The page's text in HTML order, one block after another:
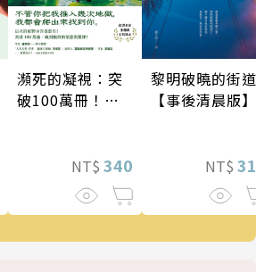
瀕死的凝視：突
破100萬冊！這
的情慾與驚悚！
NT$ 340
黎明破曉的街道
【事後清晨版】
NT$